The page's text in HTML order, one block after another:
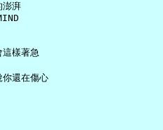
澎湃
樣著急
還在傷心